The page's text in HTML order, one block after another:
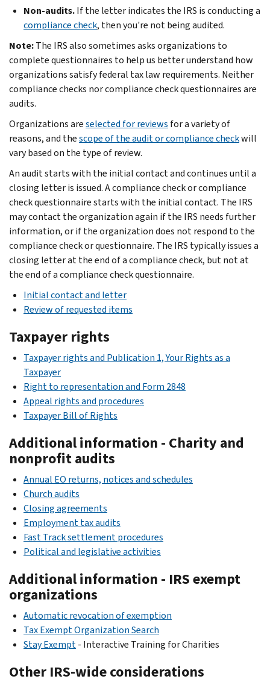
Non-audits.If the letter indicates the IRS is conducting a
compliance check, then you're not being audited.
Note:The IRS also sometimes asks organizations to
complete questionnaires to help us better understand how
organizations satisfy federal tax law requirements. Neither
compliance checks nor compliance check questionnaires are
audits.
Organizations areselected for reviews for a variety of
reasons, and thescope of the audit or compliance checkwill
vary based on the type of review.
An audit starts with the initial contact and continues until a
closing letter is issued. A compliance check or compliance
check questionnaire starts with the initial contact. The IRS
may contact the organization again if the IRS needs further
information, or if the organization does not respond to the
compliance check or questionnaire. The IRS typically issues a
closing letter at the end of a compliance check, but not at
the end of a compliance check questionnaire.
Initial contact and letter
Review of requested items
Taxpayer rights
Taxpayer rights and Publication 1, Your Rights as a
Taxpayer
Right to representation and Form 2848
Appeal rights and procedures
Taxpayer Bill of Rights
Additional information - Charity and
nonprofit audits
Annual EO returns, notices and schedules
Church audits
Closing agreements
Employment tax audits
Fast Track settlement procedures
Political and legislative activities
Additional information - IRS exempt
organizations
Automatic revocation of exemption
Tax Exempt Organization Search
Stay Exempt- Interactive Training for Charities
Other IRS-wide considerations